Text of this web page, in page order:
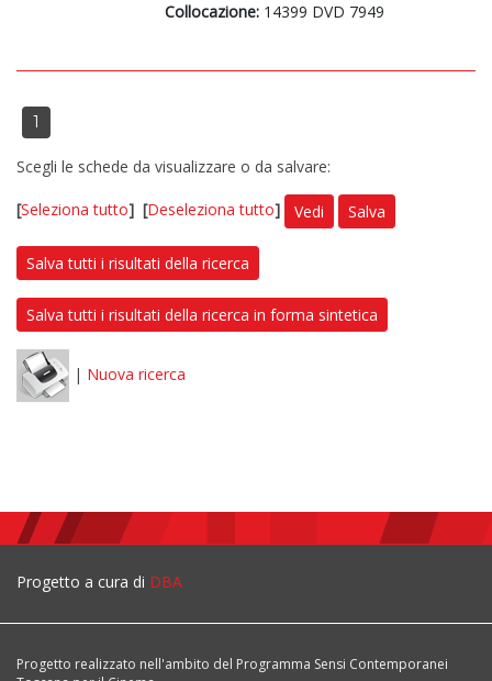
Collocazione: 14399 DVD 7949
1
Scegli le schede da visualizzare o da salvare:
[Seleziona tutto] [Deseleziona tutto] Vedi Salva
Salva tutti i risultati della ricerca
Salva tutti i risultati della ricerca in forma sintetica
| Nuova ricerca
Progetto a cura di DBA
Progetto realizzato nell'ambito del Programma Sensi Contemporanei